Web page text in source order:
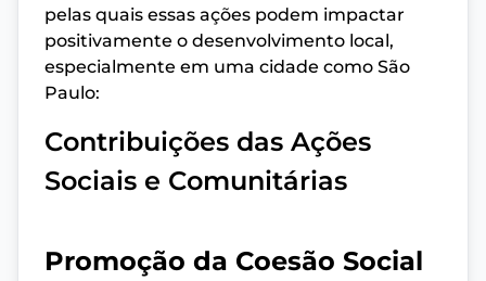
pelas quais essas ações podem impactar
positivamente o desenvolvimento local,
especialmente em uma cidade como São
Paulo:
Contribuições das Ações
Sociais e Comunitárias
Promoção da Coesão Social